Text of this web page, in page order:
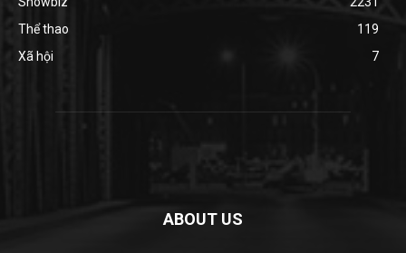
Thể thao
119
Xã hội
7
ABOUT US